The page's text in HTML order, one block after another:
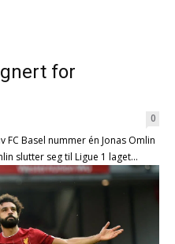
for
0
Basel nummer én Jonas Omlin
år gamle Omlin slutter seg til Ligue 1 laget...